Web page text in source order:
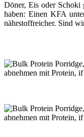
Döner, Eis oder Schoki
haben: Einen KFA
nährstoffreicher. Sind